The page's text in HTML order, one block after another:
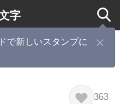
字
で新しいスタンプに
カ絵文字
363